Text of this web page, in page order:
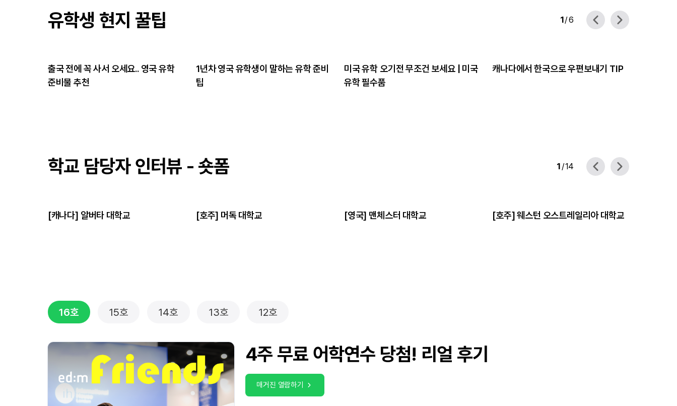
유학생 현지 꿀팁 1/ 6
출국 전에 꼭 사서 오세요.. 영국 유학
준비물 추천
1년차 영국 유학생이 말하는 유학 준비
팁
미국 유학 오기전 무조건 보세요 | 미국
유학 필수품
캐나다에서 한국으로 우편보내기 TIP
학교 담당자 인터뷰 - 숏폼 1/ 14
[캐나다] 알버타 대학교 [호주] 머독 대학교 [영국] 맨체스터 대학교 [호주] 웨스턴 오스트레일리아 대학교
16호 15호 14호 13호 12호
4주 무료 어학연수 당첨! 리얼 후기
매거진 열람하기
영국 석사 유학 1년 현실 리포트
매거진 열람하기
겨울 어학연수, 나라별 연말 분위기 총정리
매거진 열람하기
캐나다 어학연수, 도시별 인기 어학원 후기 총정리
매거진 열람하기
영국 어학연수, 도시 선택이 반이다
매거진 열람하기